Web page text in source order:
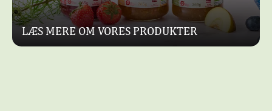
LÆS MERE OM VORES PRODUKTER